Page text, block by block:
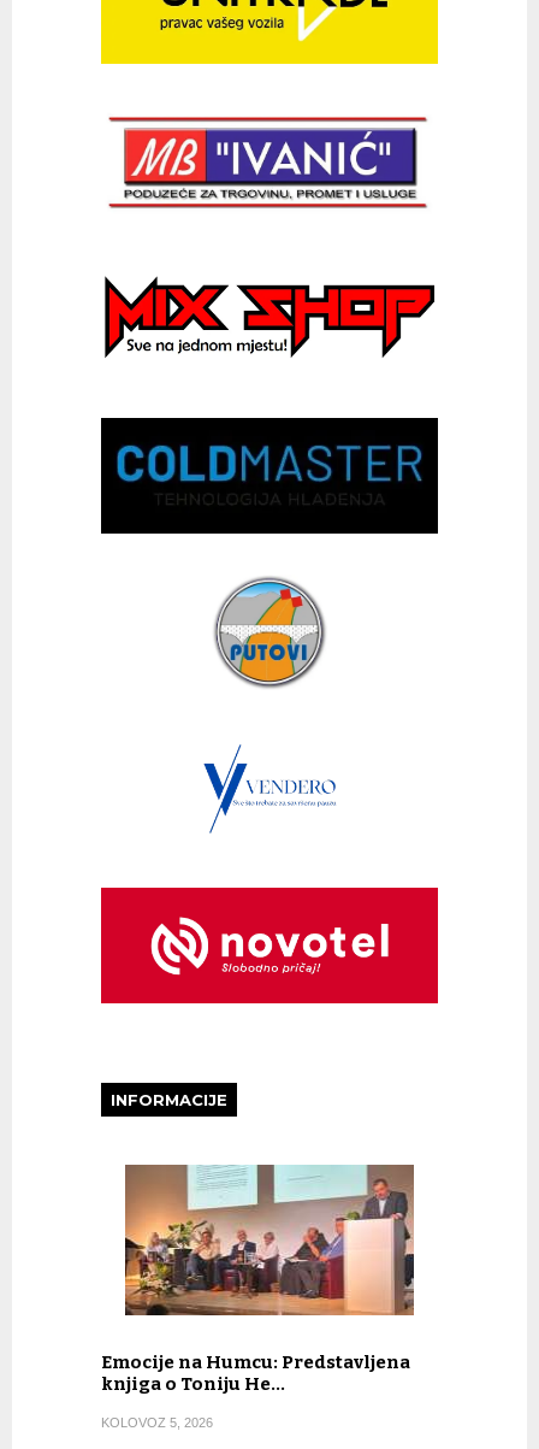
INFORMACIJE
Emocije na Humcu: Predstavljena
knjiga o Toniju He…
KOLOVOZ 5, 2026